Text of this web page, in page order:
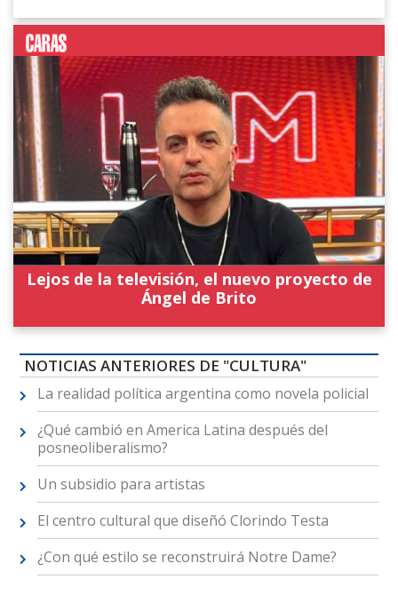
Lejos de la televisión, el nuevo proyecto de
Ángel de Brito
NOTICIAS ANTERIORES DE "CULTURA"
La realidad política argentina como novela policial
¿Qué cambió en America Latina después del
posneoliberalismo?
Un subsidio para artistas
El centro cultural que diseñó Clorindo Testa
¿Con qué estilo se reconstruirá Notre Dame?